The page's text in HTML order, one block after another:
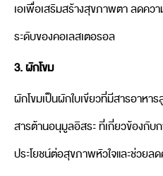
เอเพื่อเสริมสร้างสุขภาพตา ลดควา
ระดับของคอเลสเตอรอล
3. ผักโขม
ผักโขมเป็นผักใบเขียวที่มีสารอาหา
สารต้านอนุมูลอิสระ ที่เกี่ยวข้องกับก
ประโยชน์ต่อสุขภาพหัวใจและช่วยล